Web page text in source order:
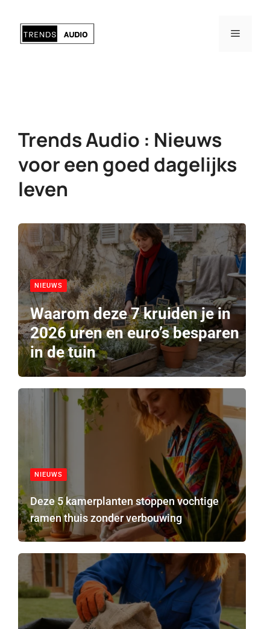
naar
Menu
Trends Audio : Nieuws
voor een goed dagelijks
leven
NIEUWS
Waarom deze 7 kruiden je in
2026 uren en euro’s besparen
in de tuin
NIEUWS
Deze 5 kamerplanten stoppen vochtige
ramen thuis zonder verbouwing